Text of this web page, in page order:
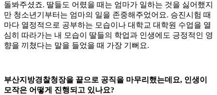
돌봐주셨죠. 딸들도 어렸을 때는 엄마가 일하는 것을 싫어했지
만 청소년기부터는 엄마의 일을 존중해주었어요. 승진시험 때
마다 열정적으로 공부하는 모습이나 대학교 대학원 수업을 열
심히 따라가는 내 모습이 딸들의 학업과 인생에도 긍정적인 영
향을 끼쳤다는 말을 들었을 때 가장 기뻐요.
부산지방경찰청장을 끝으로 공직을 마무리했는데요, 인생이
모작은 어떻게 진행되고 있나요?